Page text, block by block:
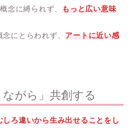
念に縛られず、
もっと広い意味
にとらわれず、 アートに近い感
ながら」共創する
しろ違いから生み出せることをし